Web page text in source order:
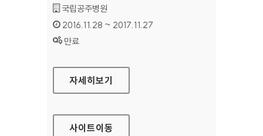
기관명 :
국립공주병원
인증기간 :
2016.11.28 ~ 2017.11.27
상태 :
만료
국립공주병원 대표 홈페이지
자세히보기
사이트이동